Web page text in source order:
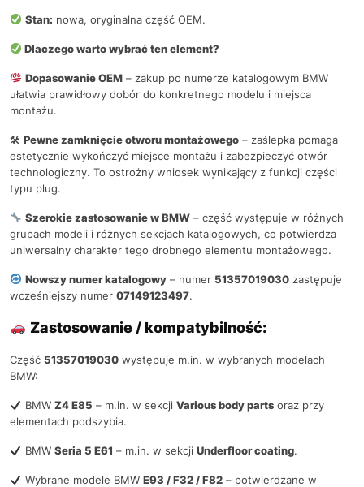
Stan: nowa, oryginalna część OEM.
Dlaczego warto wybrać ten element?
Dopasowanie OEM– zakup po numerze katalogowym BMW
ułatwia prawidłowy dobór do konkretnego modelu i miejsca
montażu.
🛠 Pewne zamknięcie otworu montażowego – zaślepka pomaga
estetycznie wykończyć miejsce montażu i zabezpieczyć otwór
technologiczny. To ostrożny wniosek wynikający z funkcji części
typu plug.
Szerokie zastosowanie w BMW– część występuje w różnych
grupach modeli i różnych sekcjach katalogowych, co potwierdza
uniwersalny charakter tego drobnego elementu montażowego.
Nowszy numer katalogowy– numer 51357019030zastępuje
wcześniejszy numer 07149123497.
Zastosowanie / kompatybilność:
Część 51357019030 występuje m.in. w wybranych modelach
BMW:
BMW Z4 E85 – m.in. w sekcji Various body partsoraz przy
elementach podszybia.
BMW Seria 5 E61 – m.in. w sekcji Underfloor coating.
Wybrane modele BMW E93 / F32 / F82– potwierdzane w